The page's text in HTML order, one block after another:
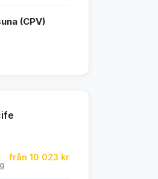
(CPV)
från 10 023 kr